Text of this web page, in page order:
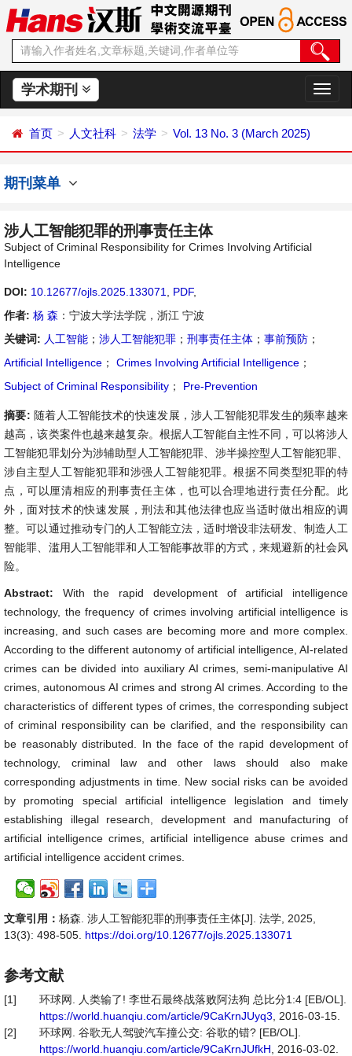
学术期刊
切
换
首页 人文社科 法学 Vol. 13 No. 3 (March 2025)
期刊菜单
涉人工智能犯罪的刑事责任主体
Subject of Criminal Responsibility for Crimes Involving Artificial
Intelligence
DOI: 10.12677/ojls.2025.133071 PDF,
作者: 杨 森 ：宁波大学法学院，浙江 宁波
关键词: 人工智能 ； 涉人工智能犯罪 ； 刑事责任主体 ； 事前预防 ；
Artificial Intelligence ； Crimes Involving Artificial Intelligence ；
Subject of Criminal Responsibility ； Pre-Prevention
摘要: 随着人工智能技术的快速发展，涉人工智能犯罪发生的频率越来
越高，该类案件也越来越复杂。根据人工智能自主性不同，可以将涉人
工智能犯罪划分为涉辅助型人工智能犯罪、涉半操控型人工智能犯罪、
涉自主型人工智能犯罪和涉强人工智能犯罪。根据不同类型犯罪的特
点，可以厘清相应的刑事责任主体，也可以合理地进行责任分配。此
外，面对技术的快速发展，刑法和其他法律也应当适时做出相应的调
整。可以通过推动专门的人工智能立法，适时增设非法研发、制造人工
智能罪、滥用人工智能罪和人工智能事故罪的方式，来规避新的社会风
险。
Abstract: With the rapid development of artificial intelligence
technology, the frequency of crimes involving artificial intelligence is
increasing, and such cases are becoming more and more complex.
According to the different autonomy of artificial intelligence, AI-related
crimes can be divided into auxiliary AI crimes, semi-manipulative AI
crimes, autonomous AI crimes and strong AI crimes. According to the
characteristics of different types of crimes, the corresponding subject
of criminal responsibility can be clarified, and the responsibility can
be reasonably distributed. In the face of the rapid development of
technology, criminal law and other laws should also make
corresponding adjustments in time. New social risks can be avoided
by promoting special artificial intelligence legislation and timely
establishing illegal research, development and manufacturing of
artificial intelligence crimes, artificial intelligence abuse crimes and
artificial intelligence accident crimes.
文章引用： 杨森. 涉人工智能犯罪的刑事责任主体[J]. 法学, 2025,
13(3): 498-505. https://doi.org/10.12677/ojls.2025.133071
参考文献
[1]
环球网. 人类输了! 李世石最终战落败阿法狗 总比分1:4 [EB/OL].
https://world.huanqiu.com/article/9CaKrnJUyq3 , 2016-03-15.
[2]
环球网. 谷歌无人驾驶汽车撞公交: 谷歌的错? [EB/OL].
https://world.huanqiu.com/article/9CaKrnJUfkH , 2016-03-02.